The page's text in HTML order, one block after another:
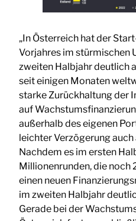
„In Österreich hat der
Vorjahres im stürmischen
zweiten Halbjahr deutlich
seit einigen Monaten
starke Zurückhaltung der
auf
außerhalb des eigenen
leichter Verzögerung auch
Nachdem es im ersten
Millionenrunden, die noch
einen neuen
im zweiten Halbjahr
Gerade bei der